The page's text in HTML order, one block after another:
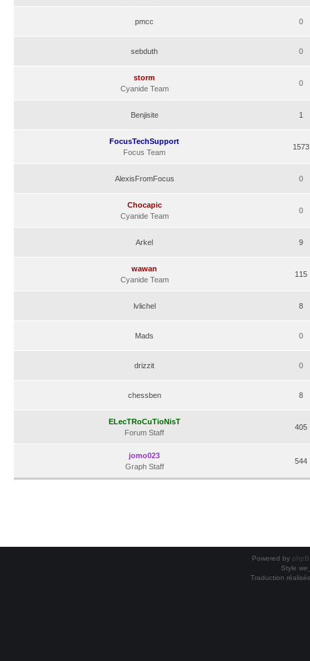
pmcc 0
sebduth 0
storm
Cyanide Team
0
Benjisite 1
FocusTechSupport
Focus Team
1573
AlexisFromFocus 0
Chocapic
Cyanide Team
0
Arkel 9
wawan
Cyanide Team
115
lvlichel 8
Mads 0
drizzit 0
chessben 8
ELecTRoCuTioNisT
Forum Staff
405
jomo023
Graph Staff
544
Powered by
Style
Traduction